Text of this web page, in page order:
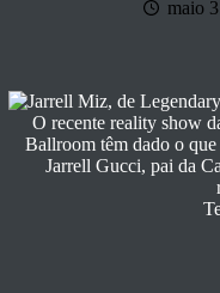
maio
O recente reality show
Ballroom têm dado o
Jarrell Gucci, pai da